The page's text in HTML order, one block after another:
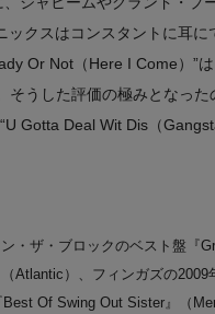
クスはコンスタントに耳に
Or Not（Here I Come）”
そうした評価の極みとなっ
Gotta Deal Wit Dis（
・ザ・ブロックのベスト盤『
Atlantic）、フィンガズの
Of Swing Out Sister』（